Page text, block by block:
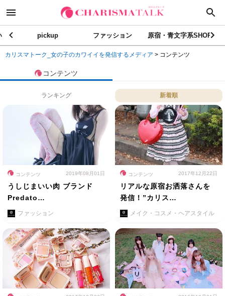
pickup ファッション 原宿・青文字系SHOP
カリスマトーク_女の子のカワイイを発信するメディア > コンテンツ
コンテンツ
ランキング 新着順
コンテンツ 2019年08月01日
うしじまいい肉 ブランド
Predato…
ファッション
コンテンツ 2017年12月22日
リアルな原宿お洒落さんを
発信！”カリス…
メイク・コスメ・ヘアスタイル